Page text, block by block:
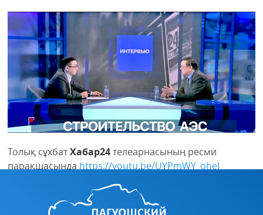
Толық сұхбатХабар24телеарнасының ресми
парақшасында https://youtu.be/UYPmWY_oheI